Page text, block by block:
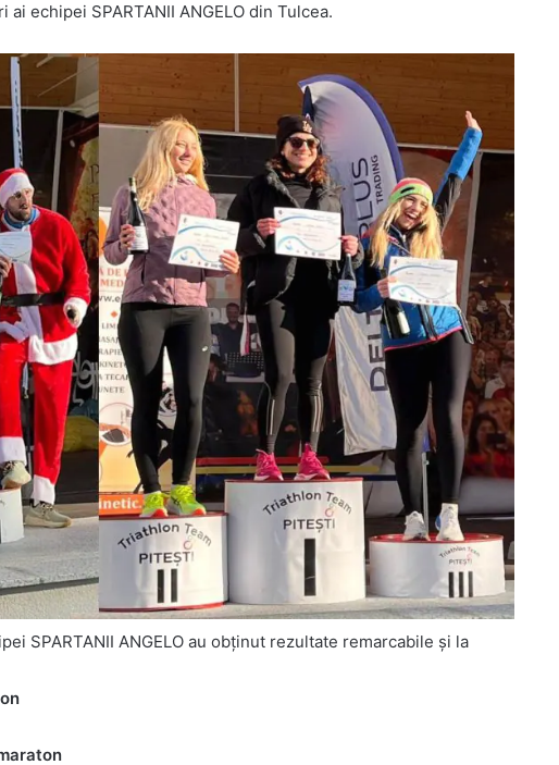
echipei SPARTANII ANGELO din Tulcea.
SPARTANII ANGELO au obținut rezultate remarcabile și la